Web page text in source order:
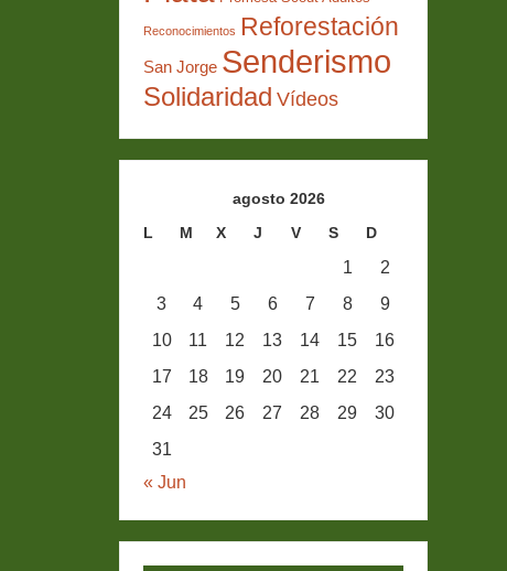
Reconocimientos Reforestación
San Jorge Senderismo
Solidaridad Vídeos
agosto 2026
L
M X J V S D
1
2
3
4 5 6 7 8
9
10
11 12 13 14 15
16
17
18 19 20 21 22
23
24
25 26 27 28 29
30
31
« Jun